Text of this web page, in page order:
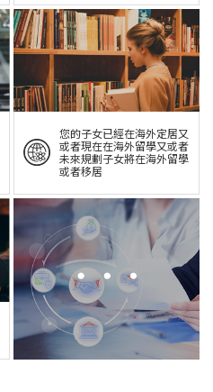
您的子女已經在海外定居又
或者現在在海外留學又或者
未來規劃子女將在海外留學
或者移居